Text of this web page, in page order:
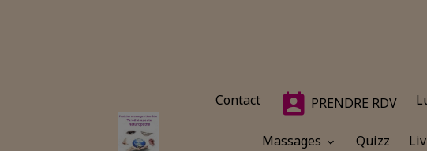
Contact PRENDRE RDV
Massages Quizz